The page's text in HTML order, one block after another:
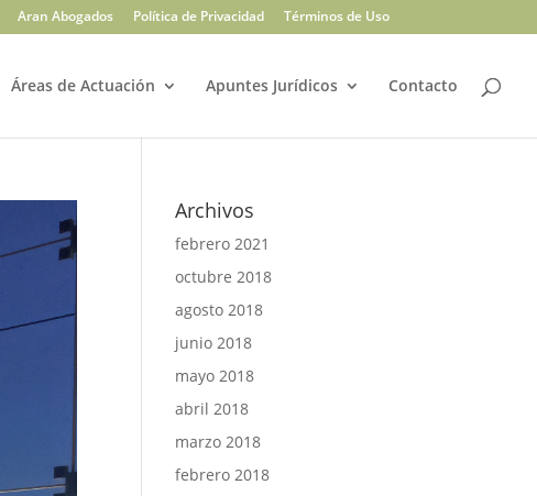
Aran Abogados Política de Privacidad Términos de Uso
Áreas de Actuación Apuntes Jurídicos Contacto
Archivos
febrero 2021
octubre 2018
agosto 2018
junio 2018
mayo 2018
abril 2018
marzo 2018
febrero 2018